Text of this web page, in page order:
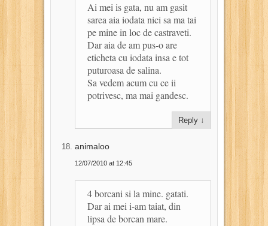
Ai mei is gata, nu am gasit
sarea aia iodata nici sa ma tai
pe mine in loc de castraveti.
Dar aia de am pus-o are
eticheta cu iodata insa e tot
puturoasa de salina.
Sa vedem acum cu ce ii
potrivesc, ma mai gandesc.
Reply ↓
animaloo
12/07/2010 at 12:45
4 borcani si la mine. gatati.
Dar ai mei i-am taiat, din
lipsa de borcan mare.